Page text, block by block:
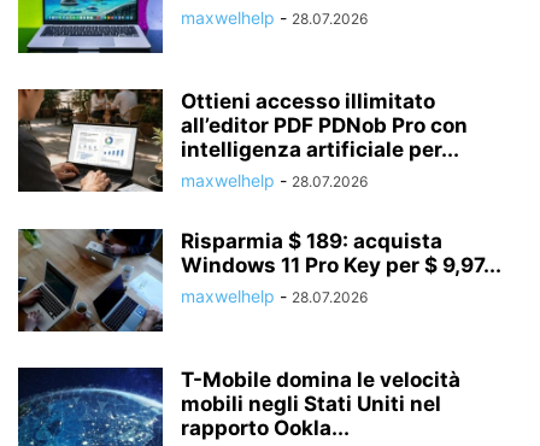
maxwelhelp - 28.07.2026
Ottieni accesso illimitato
all’editor PDF PDNob Pro con
intelligenza artificiale per...
maxwelhelp - 28.07.2026
Risparmia $ 189: acquista
Windows 11 Pro Key per $ 9,97...
maxwelhelp - 28.07.2026
T-Mobile domina le velocità
mobili negli Stati Uniti nel
rapporto Ookla...